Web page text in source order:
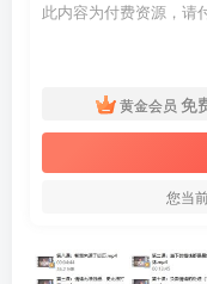
此内容为付费资源，请
黄金会员 免
您当